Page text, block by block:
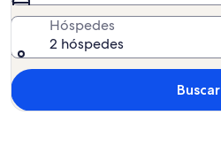
Hóspedes
2 hóspedes
Buscar